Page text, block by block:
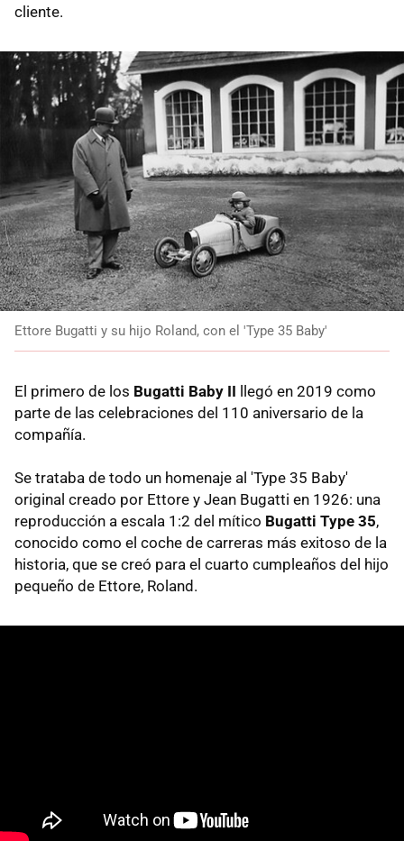
cliente.
Ettore Bugatti y su hijo Roland, con el 'Type 35 Baby'
El primero de los Bugatti Baby II llegó en 2019 como
parte de las celebraciones del 110 aniversario de la
compañía.
Se trataba de todo un homenaje al 'Type 35 Baby'
original creado por Ettore y Jean Bugatti en 1926: una
reproducción a escala 1:2 del mítico Bugatti Type 35,
conocido como el coche de carreras más exitoso de la
historia, que se creó para el cuarto cumpleaños del hijo
pequeño de Ettore, Roland.